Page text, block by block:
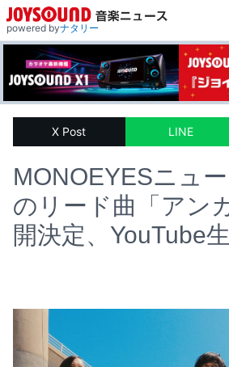
powered byナタリー
X Post LINE
MONOEYESニュ
のリード曲「アン
開決定、YouTube